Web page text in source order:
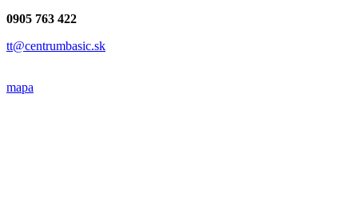
0905 763 422
tt@centrumbasic.sk
mapa